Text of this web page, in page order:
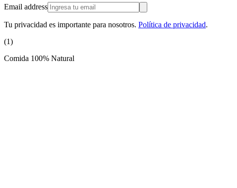
Email address
Tu privacidad es importante para nosotros. Política de privacidad.
(1)
Comida 100% Natural